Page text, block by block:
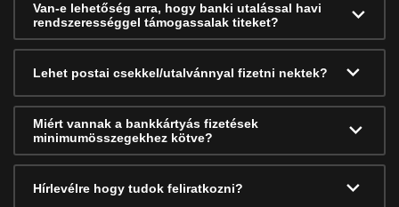
Van-e lehetőség arra, hogy banki utalással havi
rendszerességgel támogassalak titeket?
Lehet postai csekkel/utalvánnyal fizetni nektek?
Miért vannak a bankkártyás fizetések
minimumösszegekhez kötve?
Hírlevélre hogy tudok feliratkozni?